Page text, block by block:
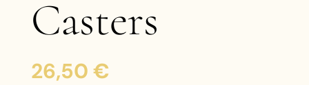
Casters
26,50 €